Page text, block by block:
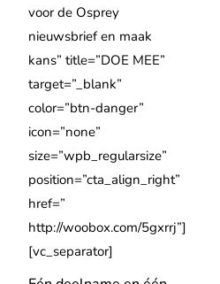
voor de Osprey
nieuwsbrief en maak
kans” title=”DOE MEE”
target=”_blank”
color=”btn-danger”
icon=”none”
size=”wpb_regularsize”
position=”cta_align_right”
href=”
http://woobox.com/5gxrrj”]
[vc_separator]